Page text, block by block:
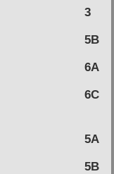
3
5B
6A
6C
5A
5B